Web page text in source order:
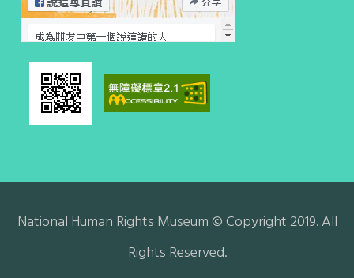
National Human Rights Museum © Copyright 2019. All
Rights Reserved.